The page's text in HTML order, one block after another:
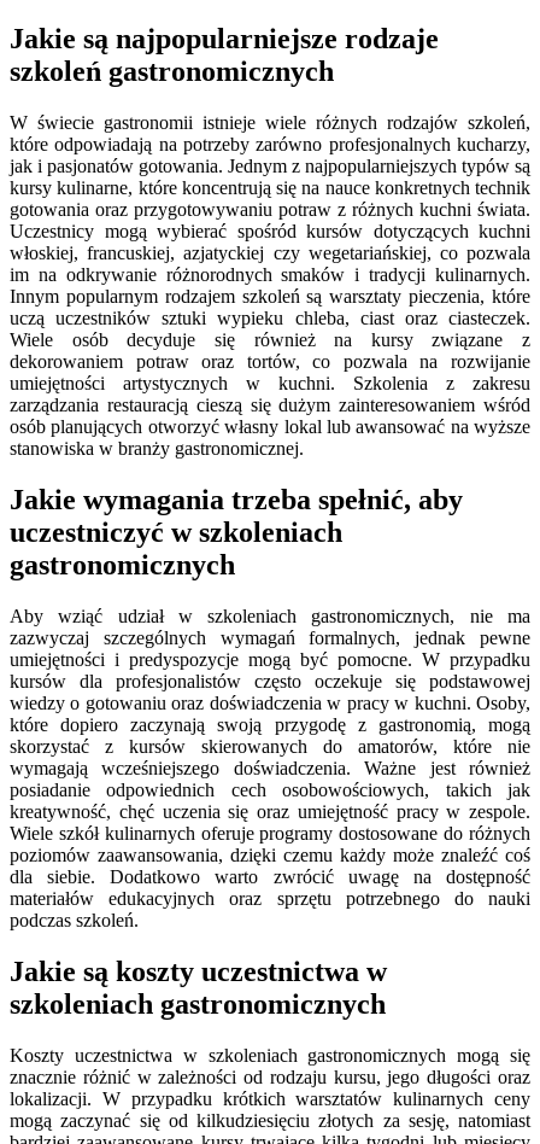
Jakie są najpopularniejsze rodzaje
szkoleń gastronomicznych
W świecie gastronomii istnieje wiele różnych rodzajów szkoleń,
które odpowiadają na potrzeby zarówno profesjonalnych kucharzy,
jak i pasjonatów gotowania. Jednym z najpopularniejszych typów są
kursy kulinarne, które koncentrują się na nauce konkretnych technik
gotowania oraz przygotowywaniu potraw z różnych kuchni świata.
Uczestnicy mogą wybierać spośród kursów dotyczących kuchni
włoskiej, francuskiej, azjatyckiej czy wegetariańskiej, co pozwala
im na odkrywanie różnorodnych smaków i tradycji kulinarnych.
Innym popularnym rodzajem szkoleń są warsztaty pieczenia, które
uczą uczestników sztuki wypieku chleba, ciast oraz ciasteczek.
Wiele osób decyduje się również na kursy związane z
dekorowaniem potraw oraz tortów, co pozwala na rozwijanie
umiejętności artystycznych w kuchni. Szkolenia z zakresu
zarządzania restauracją cieszą się dużym zainteresowaniem wśród
osób planujących otworzyć własny lokal lub awansować na wyższe
stanowiska w branży gastronomicznej.
Jakie wymagania trzeba spełnić, aby
uczestniczyć w szkoleniach
gastronomicznych
Aby wziąć udział w szkoleniach gastronomicznych, nie ma
zazwyczaj szczególnych wymagań formalnych, jednak pewne
umiejętności i predyspozycje mogą być pomocne. W przypadku
kursów dla profesjonalistów często oczekuje się podstawowej
wiedzy o gotowaniu oraz doświadczenia w pracy w kuchni. Osoby,
które dopiero zaczynają swoją przygodę z gastronomią, mogą
skorzystać z kursów skierowanych do amatorów, które nie
wymagają wcześniejszego doświadczenia. Ważne jest również
posiadanie odpowiednich cech osobowościowych, takich jak
kreatywność, chęć uczenia się oraz umiejętność pracy w zespole.
Wiele szkół kulinarnych oferuje programy dostosowane do różnych
poziomów zaawansowania, dzięki czemu każdy może znaleźć coś
dla siebie. Dodatkowo warto zwrócić uwagę na dostępność
materiałów edukacyjnych oraz sprzętu potrzebnego do nauki
podczas szkoleń.
Jakie są koszty uczestnictwa w
szkoleniach gastronomicznych
Koszty uczestnictwa w szkoleniach gastronomicznych mogą się
znacznie różnić w zależności od rodzaju kursu, jego długości oraz
lokalizacji. W przypadku krótkich warsztatów kulinarnych ceny
mogą zaczynać się od kilkudziesięciu złotych za sesję, natomiast